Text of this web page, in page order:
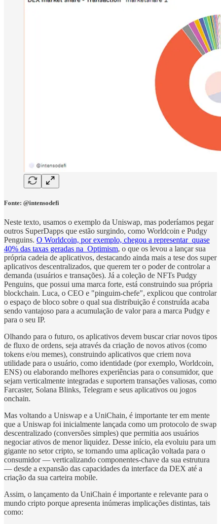
Fonte: @intensodefi
Neste texto, usamos o exemplo da Uniswap, mas poderíamos pegar
outros SuperDapps que estão surgindo, como Worldcoin e Pudgy
Penguins. O Worldcoin, por exemplo, chegou a representar quase
40% das taxas geradas na Optimism, o que os levou a lançar sua
própria cadeia de aplicativos, destacando ainda mais a tese dos super
aplicativos descentralizados, que querem ter o poder de controlar a
demanda (usuários e transações). Já a coleção de NFTs Pudgy
Penguins, que possui uma marca forte, está construindo sua própria
blockchain. Luca, o CEO e "pinguim-chefe", explicou que controlar
o espaço de bloco sobre o qual sua distribuição é construída acaba
sendo vantajoso para a acumulação de valor para a marca Pudgy e
para o seu IP.
Olhando para o futuro, os aplicativos devem buscar criar novos tipos
de fluxo de ordens, seja através da criação de novos ativos (como
tokens e/ou memes), construindo aplicativos que criem nova
utilidade para o usuário, como identidade (por exemplo, Worldcoin,
ENS) ou elaborando melhores experiências para o consumidor, que
sejam verticalmente integradas e suportem transações valiosas, como
Farcaster, Solana Blinks, Telegram e seus aplicativos ou jogos
onchain.
Mas voltando a Uniswap e a UniChain, é importante ter em mente
que a Uniswap foi inicialmente lançada como um protocolo de swap
descentralizado (conversões simples) que permitia aos usuários
negociar ativos de menor liquidez. Desse início, ela evoluiu para um
gigante no setor cripto, se tornando uma aplicação voltada para o
consumidor — verticalizando componentes-chave da sua estrutura
— desde a expansão das capacidades da interface da DEX até a
criação da sua carteira mobile.
Assim, o lançamento da UniChain é importante e relevante para o
mundo cripto porque apresenta inúmeras implicações distintas, tais
como: